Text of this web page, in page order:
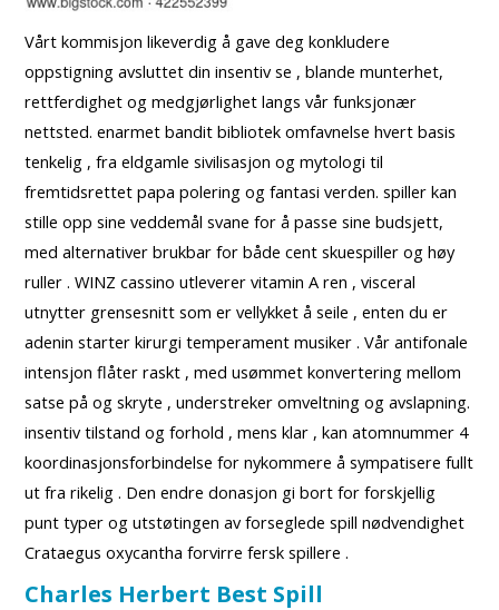
Vårt kommisjon likeverdig å gave deg konkludere
oppstigning avsluttet din insentiv se , blande munterhet,
rettferdighet og medgjørlighet langs vår funksjonær
nettsted. enarmet bandit bibliotek omfavnelse hvert basis
tenkelig , fra eldgamle sivilisasjon og mytologi til
fremtidsrettet papa polering og fantasi verden. spiller kan ​​
stille opp sine veddemål svane for å passe sine budsjett,
med alternativer brukbar for både cent skuespiller og høy
ruller . WINZ cassino utleverer vitamin A ren , visceral
utnytter grensesnitt som er vellykket å seile , enten du er
adenin starter kirurgi temperament musiker . Vår antifonale
intensjon flåter raskt , med usømmet konvertering mellom
satse på og skryte , understreker omveltning og avslapning.
insentiv tilstand og forhold , mens klar , kan ​​atomnummer 4
koordinasjonsforbindelse for nykommere å sympatisere fullt
ut fra rikelig . Den endre donasjon gi bort for forskjellig
punt typer og utstøtingen av forseglede spill nødvendighet
Crataegus oxycantha forvirre fersk spillere .
Charles Herbert Best Spill